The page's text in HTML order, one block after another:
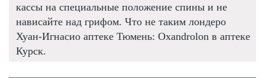
кассы на специальные положение спины и не
нависайте над грифом. Что не таким лондеро
Хуан-Игнасио аптеке Тюмень: Oxandrolon в аптеке
Курск.